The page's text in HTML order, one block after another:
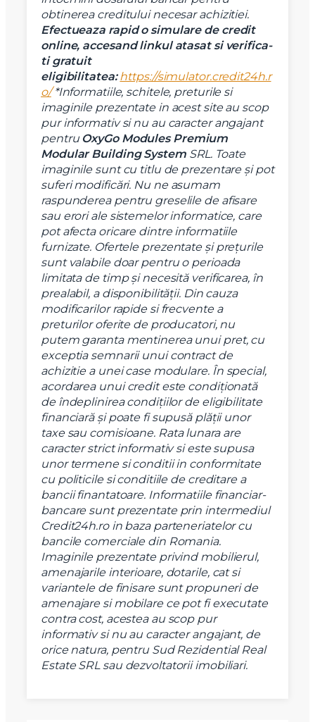
obtinerea creditului necesar achizitiei.
Efectueaza rapid o simulare de credit
online, accesand linkul atasat si verifica-
ti gratuit
eligibilitatea: https://simulator.credit24h.r
o/ *Informatiile, schitele, preturile si
imaginile prezentate in acest site au scop
pur informativ si nu au caracter angajant
pentru OxyGo Modules Premium
Modular Building SystemSRL. Toate
imaginile sunt cu titlu de prezentare şi pot
suferi modificări. Nu ne asumam
raspunderea pentru greselile de afisare
sau erori ale sistemelor informatice, care
pot afecta oricare dintre informatiile
furnizate. Ofertele prezentate şi preţurile
sunt valabile doar pentru o perioada
limitata de timp şi necesită verificarea, în
prealabil, a disponibilităţii. Din cauza
modificarilor rapide si frecvente a
preturilor oferite de producatori, nu
putem garanta mentinerea unui pret, cu
exceptia semnarii unui contract de
achizitie a unei case modulare. În special,
acordarea unui credit este condiţionată
de îndeplinirea condiţiilor de eligibilitate
financiară şi poate fi supusă plăţii unor
taxe sau comisioane. Rata lunara are
caracter strict informativ si este supusa
unor termene si conditii in conformitate
cu politicile si conditiile de creditare a
bancii finantatoare. Informatiile financiar-
bancare sunt prezentate prin intermediul
Credit24h.ro in baza parteneriatelor cu
bancile comerciale din Romania.
Imaginile prezentate privind mobilierul,
amenajarile interioare, dotarile, cat si
variantele de finisare sunt propuneri de
amenajare si mobilare ce pot fi executate
contra cost, acestea au scop pur
informativ si nu au caracter angajant, de
orice natura, pentru Sud Rezidential Real
Estate SRL sau dezvoltatorii imobiliari.
Vreau sa fiu contactat